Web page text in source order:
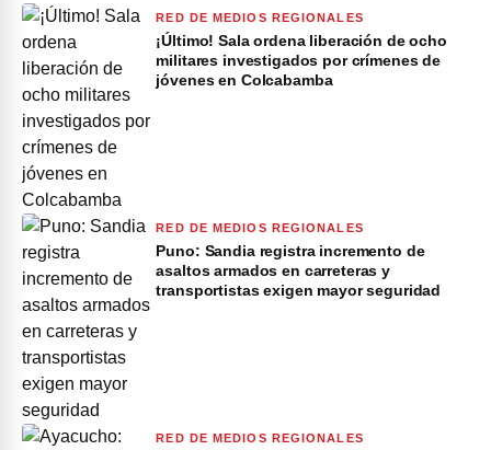
RED DE MEDIOS REGIONALES
¡Último! Sala ordena liberación de ocho
militares investigados por crímenes de
jóvenes en Colcabamba
RED DE MEDIOS REGIONALES
Puno: Sandia registra incremento de
asaltos armados en carreteras y
transportistas exigen mayor seguridad
RED DE MEDIOS REGIONALES